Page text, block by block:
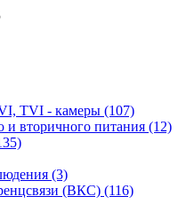
TVI - камеры (107)
и вторичного питания (12)
(3)
(ВКС) (116)